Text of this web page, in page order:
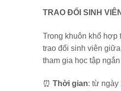
TRAO ĐỔI SINH
Trong khuôn khổ
trao đổi sinh viên
tham gia học tập
⏰ Thời gian: từ ngày